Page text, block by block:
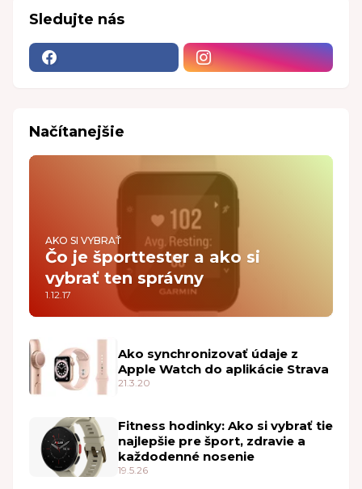
Sledujte nás
Načítanejšie
AKO SI VYBRAŤ
Čo je športtester a ako si
vybrať ten správny
1.12.17
Ako synchronizovať údaje z
Apple Watch do aplikácie Strava
21.3.20
Fitness hodinky: Ako si vybrať tie
najlepšie pre šport, zdravie a
každodenné nosenie
19.5.26